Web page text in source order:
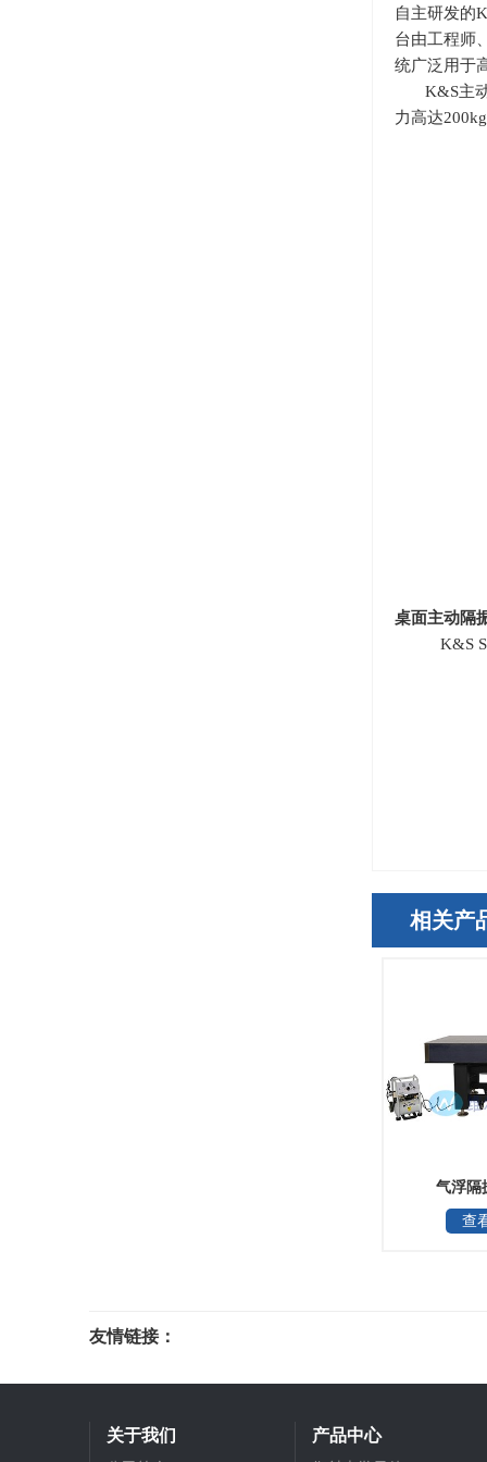
自主研发的
台由工程师
统广泛用于
K&S主
力高达200kg
桌面主动隔
K&S
相关产
气浮隔
查
友情链接：
关于我们 产品中心